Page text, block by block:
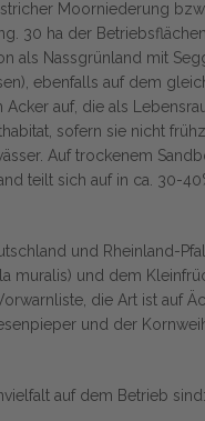
Moorniederung
30 ha der
als Nassgrünland mit
ebenfalls auf dem
auf, die als
sofern sie nicht
Auf trockenem
teilt sich auf in ca. 30-
und Rheinland-
und dem
die Art ist auf
und der
auf dem Betrieb sind: